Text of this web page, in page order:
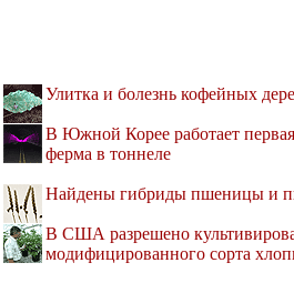
Улитка и болезнь кофейных
В Южной Корее работает
ферма в тоннеле
Найдены гибриды пшеницы и
В США разрешено
модифицированного сорта